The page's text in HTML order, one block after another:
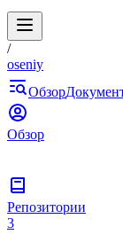
/
oseniy
Обзор
Обзор
Репозитории
3